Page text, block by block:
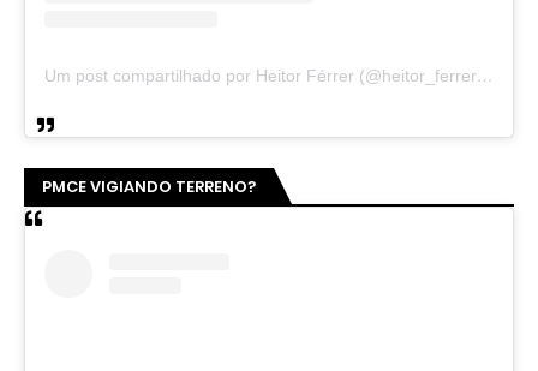
Um post compartilhado por Heitor Férrer (@heitor_ferrer77)
PMCE VIGIANDO TERRENO?